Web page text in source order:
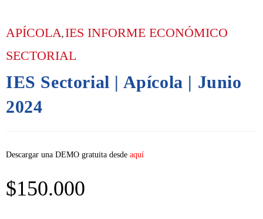
APÍCOLA, IES INFORME ECONÓMICO
SECTORIAL
IES Sectorial | Apícola | Junio
2024
Descargar una DEMO gratuita desde aquí
$150.000